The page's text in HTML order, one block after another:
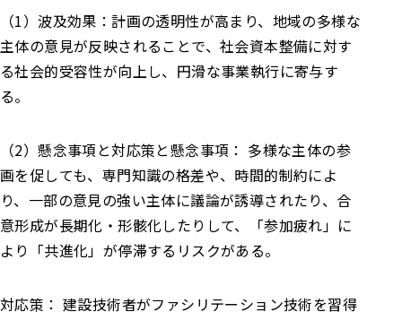
（1）波及効果：計画の透明性が高まり、地域の多様な
主体の意見が反映されることで、社会資本整備に対す
る社会的受容性が向上し、円滑な事業執行に寄与す
る。
（2）懸念事項と対応策と懸念事項： 多様な主体の参
画を促しても、専門知識の格差や、時間的制約によ
り、一部の意見の強い主体に議論が誘導されたり、合
意形成が長期化・形骸化したりして、「参加疲れ」に
より「共進化」が停滞するリスクがある。
対応策： 建設技術者がファシリテーション技術を習得